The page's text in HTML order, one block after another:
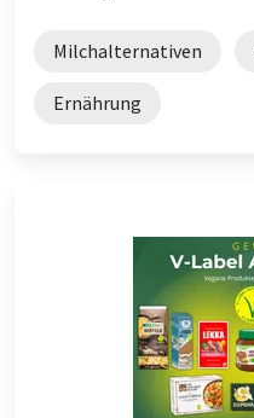
Milchalternativen
Ernährung